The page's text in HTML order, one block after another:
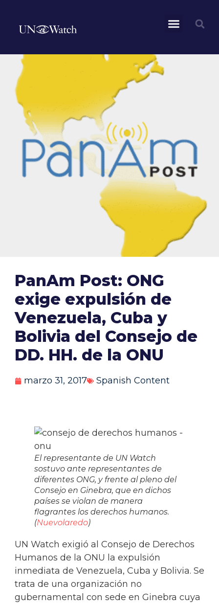
PanAm Post: ONG
exige expulsión de
Venezuela, Cuba y
Bolivia del Consejo de
DD. HH. de la ONU
marzo 31, 2017 Spanish Content
El representante de UN Watch
sostuvo ante representantes de
diferentes ONG, y frente al pleno del
Consejo en Ginebra, que en dichos
países se violan de manera
flagrantes los derechos humanos.
(Nuevolaredo)
UN Watch exigió al Consejo de Derechos
Humanos de la ONU la expulsión
inmediata de Venezuela, Cuba y Bolivia. Se
trata de una organización no
gubernamental con sede en Ginebra cuya